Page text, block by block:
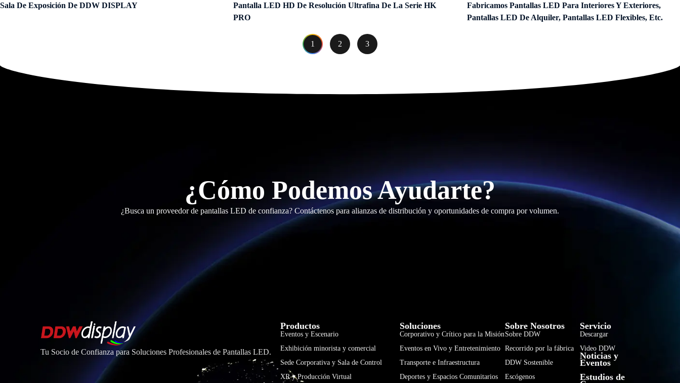
Sala De Exposición De DDW DISPLAY
Pantalla LED HD De Resolución Ultrafina De La Serie HK
PRO
Fabricamos Pantallas LED Para Interiores Y Exteriores,
Pantallas LED De Alquiler, Pantallas LED Flexibles, Etc.
1 2 3
¿Cómo Podemos Ayudarte?
¿Busca un proveedor de pantallas LED de confianza? Contáctenos para alianzas de distribución y oportunidades de compra por volumen.
Tu Socio de Confianza para Soluciones Profesionales de Pantallas LED.
Productos
Eventos y Escenario
Exhibición minorista y comercial
Sede Corporativa y Sala de Control
XR y Producción Virtual
Soluciones
Corporativo y Crítico para la Misión
Eventos en Vivo y Entretenimiento
Transporte e Infraestructura
Deportes y Espacios Comunitarios
Sobre Nosotros
Sobre DDW
Recorrido por la fábrica
DDW Sostenible
Escógenos
Servicio
Descargar
Video DDW
Noticias y
Eventos
Estudios de
Tiếng Việt
한국어
हिन्दी